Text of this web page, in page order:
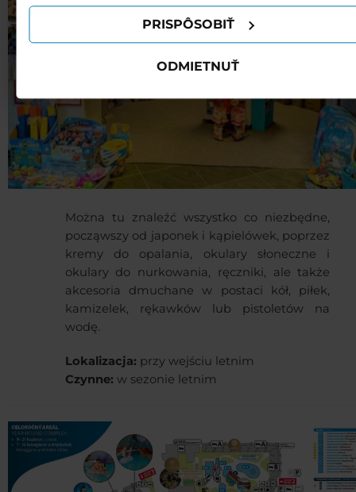
PRISPÔSOBIŤ
ODMIETNUŤ
Można tu znaleźć wszystko co niezbędne,
począwszy od japonek i kąpielówek, poprzez
kremy do opalania, okulary słoneczne i
okulary do nurkowania, ręczniki, ale także
akcesoria dmuchane w postaci kół, piłek,
kamizelek, rękawków lub pistoletów na
wodę.
Lokalizacja: przy wejściu letnim
Czynne: w sezonie letnim